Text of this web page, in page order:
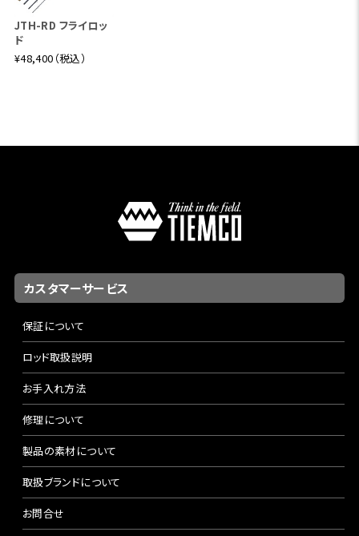
JTH-RD フライロッ
ド
¥48,400（税込）
カスタマーサービス
保証について
ロッド取扱説明
お手入れ方法
修理について
製品の素材について
取扱ブランドについて
お問合せ